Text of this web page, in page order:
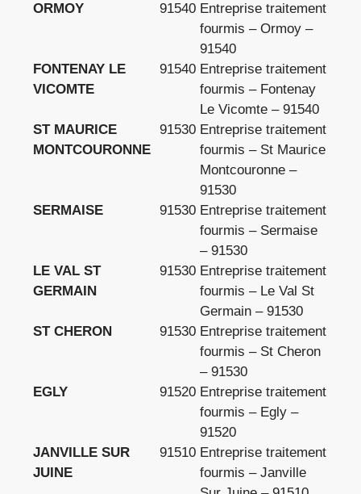
ORMOY
91540 Entreprise traitement
fourmis – Ormoy –
91540
FONTENAY LE
VICOMTE
91540 Entreprise traitement
fourmis – Fontenay
Le Vicomte – 91540
ST MAURICE
MONTCOURONNE
91530 Entreprise traitement
fourmis – St Maurice
Montcouronne –
91530
SERMAISE
91530 Entreprise traitement
fourmis – Sermaise
– 91530
LE VAL ST
GERMAIN
91530 Entreprise traitement
fourmis – Le Val St
Germain – 91530
ST CHERON
91530 Entreprise traitement
fourmis – St Cheron
– 91530
EGLY
91520 Entreprise traitement
fourmis – Egly –
91520
JANVILLE SUR
JUINE
91510 Entreprise traitement
fourmis – Janville